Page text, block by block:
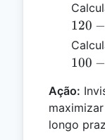
120 −
100 −
Ação:
longo